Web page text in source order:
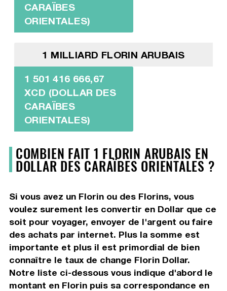
CARAÏBES
ORIENTALES)
1 MILLIARD FLORIN ARUBAIS
1 501 416 666,67
XCD (DOLLAR DES
CARAÏBES
ORIENTALES)
COMBIEN FAIT 1 FLORIN ARUBAIS EN
DOLLAR DES CARAÏBES ORIENTALES ?
Si vous avez un Florin ou des Florins, vous
voulez surement les convertir en Dollar que ce
soit pour voyager, envoyer de l'argent ou faire
des achats par internet. Plus la somme est
importante et plus il est primordial de bien
connaître le taux de change Florin Dollar.
Notre liste ci-dessous vous indique d'abord le
montant en Florin puis sa correspondance en